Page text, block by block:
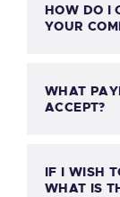
HOW DO I
YOUR
WHAT
ACCEPT?
IF I WISH
WHAT IS